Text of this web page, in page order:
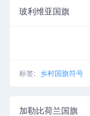
玻利维亚国旗
标签: 乡村国旗符号
加勒比荷兰国旗